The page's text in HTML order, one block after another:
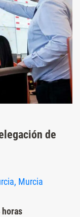
de
Murcia